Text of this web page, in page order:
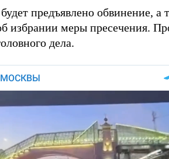
предъявлено обвинение, а
избрании меры пресечения.
дела.